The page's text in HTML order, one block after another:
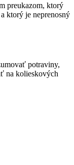
preukazom, ktorý
ktorý je neprenosný
potraviny,
na kolieskových